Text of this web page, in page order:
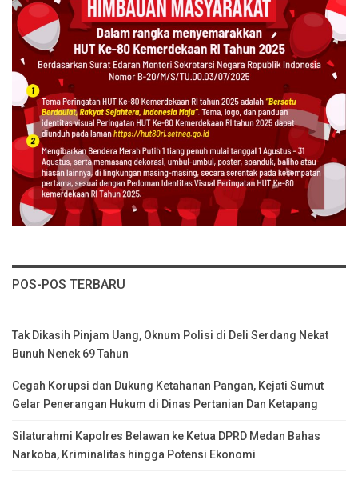
POS-POS TERBARU
Tak Dikasih Pinjam Uang, Oknum Polisi di Deli Serdang Nekat
Bunuh Nenek 69 Tahun
Cegah Korupsi dan Dukung Ketahanan Pangan, Kejati Sumut
Gelar Penerangan Hukum di Dinas Pertanian Dan Ketapang
Silaturahmi Kapolres Belawan ke Ketua DPRD Medan Bahas
Narkoba, Kriminalitas hingga Potensi Ekonomi